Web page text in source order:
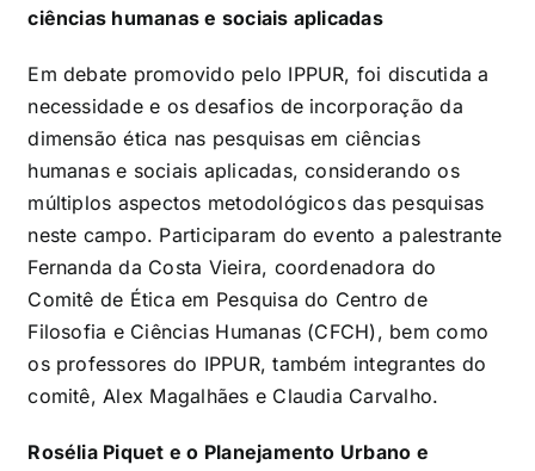
ciências humanas e sociais aplicadas
Em debate promovido pelo IPPUR, foi discutida a
necessidade e os desafios de incorporação da
dimensão ética nas pesquisas em ciências
humanas e sociais aplicadas, considerando os
múltiplos aspectos metodológicos das pesquisas
neste campo. Participaram do evento a palestrante
Fernanda da Costa Vieira, coordenadora do
Comitê de Ética em Pesquisa do Centro de
Filosofia e Ciências Humanas (CFCH), bem como
os professores do IPPUR, também integrantes do
comitê, Alex Magalhães e Claudia Carvalho.
Rosélia Piquet e o Planejamento Urbano e